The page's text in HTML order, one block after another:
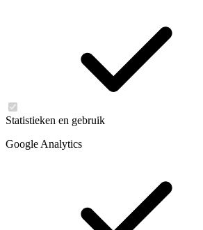
Statistieken en gebruik
Google Analytics